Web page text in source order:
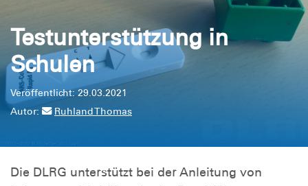
Testunterstützung in
Schulen
Veröffentlicht: 29.03.2021
Autor:
Ruhland Thomas
Die DLRG unterstützt bei der Anleitung von